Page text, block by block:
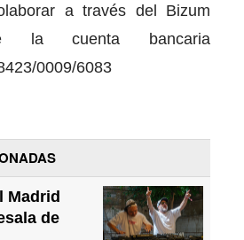
a través del Bizum
cuenta bancaria
0009/6083
Madrid
de